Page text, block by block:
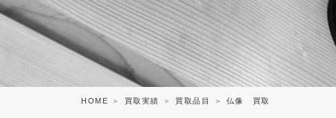
HOME 買取実績 買取品目 仏像 買取